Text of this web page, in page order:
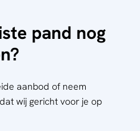
pand nog
aanbod of neem
wij gericht voor je op